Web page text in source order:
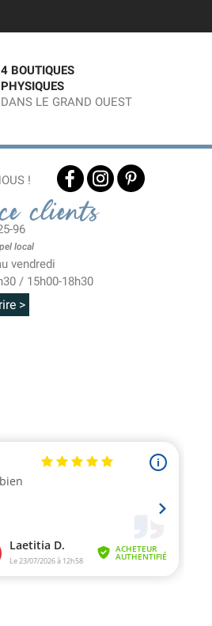
4 BOUTIQUES
PHYSIQUES
DANS LE GRAND OUEST
!
clients
96
local
vendredi
/ 15h00-18h30
>